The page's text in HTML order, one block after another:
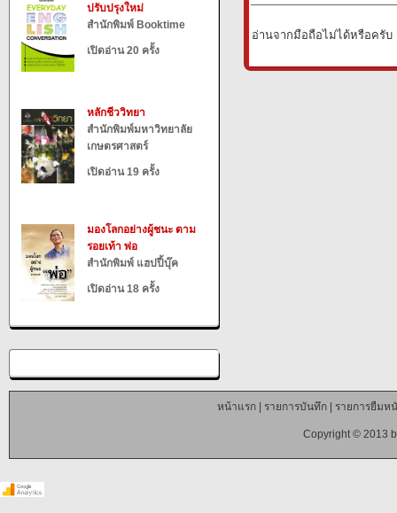
ปรับปรุงใหม่
สำนักพิมพ์ Booktime
เปิดอ่าน 20 ครั้ง
หลักชีววิทยา
สำนักพิมพ์มหาวิทยาลัย
เกษตรศาสตร์
เปิดอ่าน 19 ครั้ง
มองโลกอย่างผู้ชนะ ตาม
รอยเท้า พ่อ
สำนักพิมพ์ แฮปปี้บุ๊ค
เปิดอ่าน 18 ครั้ง
อ่านจากมือถือไม่ได้หรือครับ
หน้าแรก| รายการบันทึก| รายการยืมห
Copyright © 2013